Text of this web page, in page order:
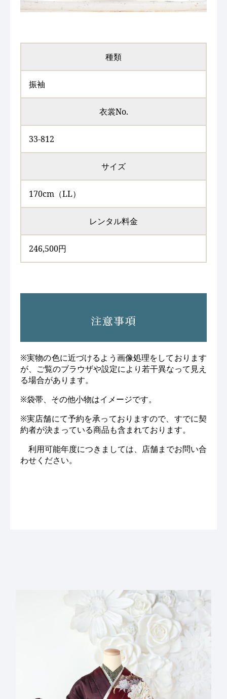
種類
振袖
衣裳No.
33-812
サイズ
170cm（LL）
レンタル料金
246,500円
注意事項
※実物の色に近づけるよう画像処理をしております
が、ご覧のブラウザや設定により若干異なって見え
る場合があります。
※袋帯、その他小物はイメージです。
※実店舗にて予約を承っておりますので、すでに契
約者が決まっている商品も含まれております。
利用可能年度につきましては、店舗までお問い合
わせください。